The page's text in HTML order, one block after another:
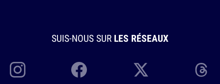
SUIS-NOUS SUR LES RÉSEAUX